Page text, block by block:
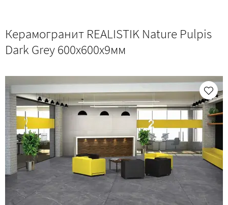
Керамогранит REALISTIK Nature Pulpis
Dark Grey 600x600х9мм